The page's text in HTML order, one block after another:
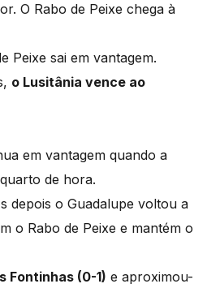
O Rabo de Peixe chega à
Peixe sai em vantagem.
o Lusitânia vence ao
em vantagem quando a
de hora.
depois o Guadalupe voltou a
o Rabo de Peixe e mantém o
Fontinhas (0-1) e aproximou-